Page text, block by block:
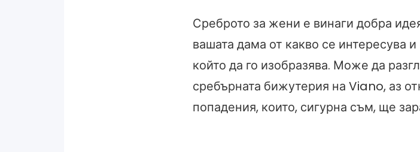
Среброто за жени е винаги добра
вашата дама от какво се интересува
който да го изобразява. Може да
сребърната бижутерия на Viano, аз
попадения, които, сигурна съм, ще